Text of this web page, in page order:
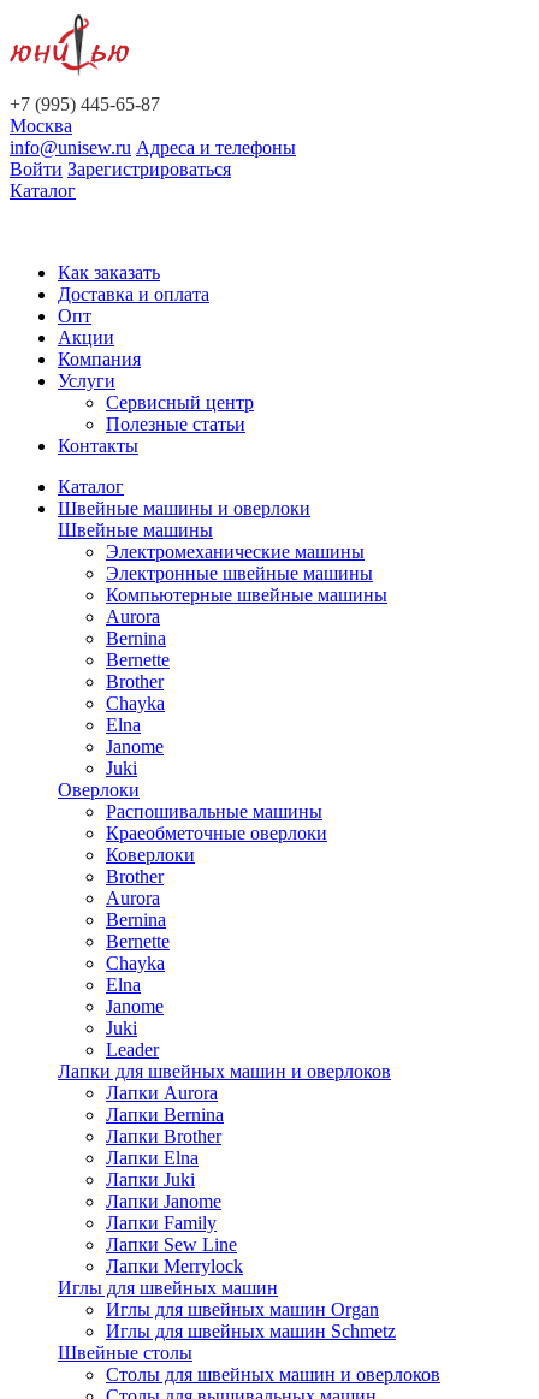
+7 (995) 445-65-87
Москва
info@unisew.ru Адреса и телефоны
Войти Зарегистрироваться
Каталог
Как заказать
Доставка и оплата
Опт
Акции
Компания
Услуги
Сервисный центр
Полезные статьи
Контакты
Каталог
Швейные машины и оверлоки
Швейные машины
Электромеханические машины
Электронные швейные машины
Компьютерные швейные машины
Aurora
Bernina
Bernette
Brother
Chayka
Elna
Janome
Juki
Оверлоки
Распошивальные машины
Краеобметочные оверлоки
Коверлоки
Brother
Aurora
Bernina
Bernette
Chayka
Elna
Janome
Juki
Leader
Лапки для швейных машин и оверлоков
Лапки Aurora
Лапки Bernina
Лапки Brother
Лапки Elna
Лапки Juki
Лапки Janome
Лапки Family
Лапки Sew Line
Лапки Merrylock
Иглы для швейных машин
Иглы для швейных машин Organ
Иглы для швейных машин Schmetz
Швейные столы
Столы для швейных машин и оверлоков